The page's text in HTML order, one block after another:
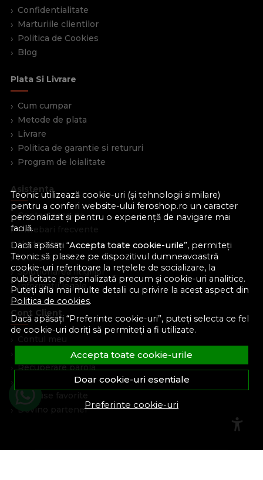
Teonic utilizează cookie-uri (și tehnologii similare)
pentru a conferi website-ului feroshop.ro un caracter
personalizat și pentru o experiență de navigare mai
facilă.
Dacă apăsați “Accepta toate cookie-urile”, permiteți
Teonic să plaseze pe dispozitivul dumneavoastră
cookie-uri referitoare la rețelele de socializare, la
publicitate personalizată precum și cookie-uri analitice.
Puteți afla mai multe detalii cu privire la acest aspect din
Politica de cookies.
Dacă apăsați “Preferinte cookie-uri”, puteți selecta ce fel
de cookie-uri doriți să permiteți a fi utilizate.
Accepta toate cookie-urile
Doar cookie-uri esentiale
Preferinte cookie-uri
Confidentialitate
Marturiile clientilor
Politica de Cookies
Blog
Plata Si Livrare
Cum cumpar
Metode de plata
Livrare
Politica de garantie si retururi
Program de loialitate
Asistenta
Contacteaza-ne
Intrebari frecvente
Harta site
ANPC
Solutionarea litigiilor
Informatii legale
Cont Client
Contul meu
Recuperare parola
Istoric comenzi
Produse favorite
Devino partener